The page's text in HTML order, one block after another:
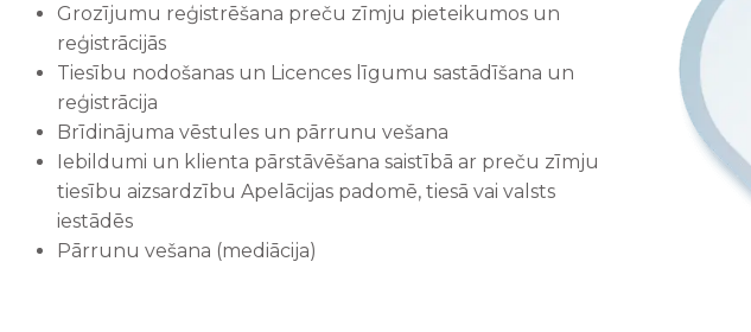
Grozījumu reģistrēšana preču zīmju pieteikumos un
reģistrācijās
Tiesību nodošanas un Licences līgumu sastādīšana un
reģistrācija
Brīdinājuma vēstules un pārrunu vešana
Iebildumi un klienta pārstāvēšana saistībā ar preču zīmju
tiesību aizsardzību Apelācijas padomē, tiesā vai valsts
iestādēs
Pārrunu vešana (mediācija)